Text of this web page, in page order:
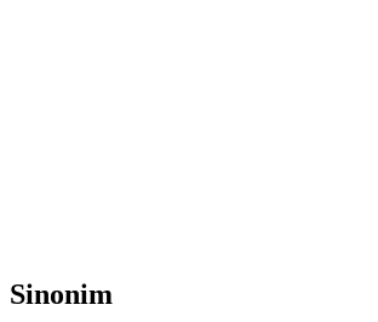
Sinonim